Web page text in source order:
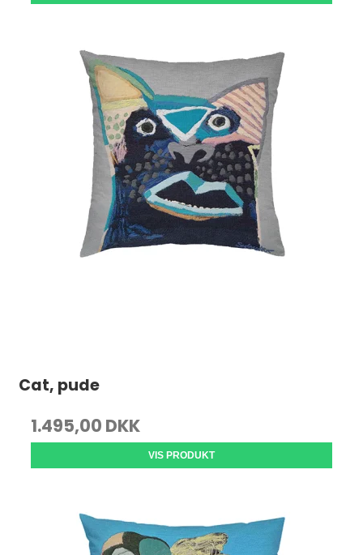
Cat, pude
1.495,00 DKK
VIS PRODUKT